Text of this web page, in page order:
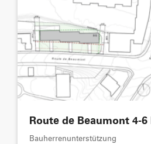
Route de Beaumont 4-6
Bauherrenunterstützung